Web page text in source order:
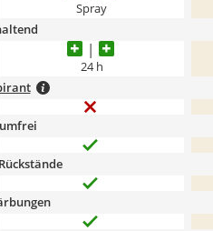
Spray
24 h